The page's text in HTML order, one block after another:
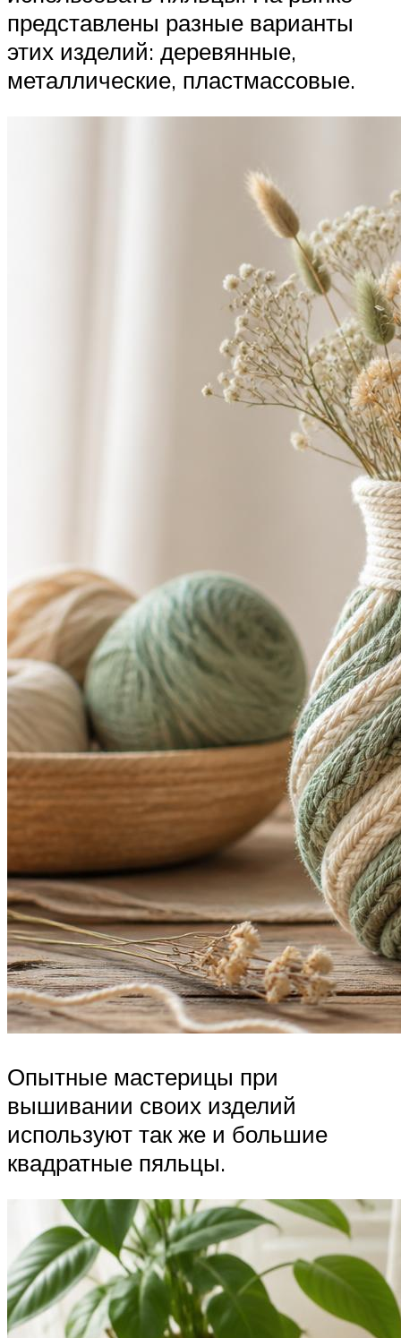
представлены разные варианты
этих изделий: деревянные,
металлические, пластмассовые.
Опытные мастерицы при
вышивании своих изделий
используют так же и большие
квадратные пяльцы.